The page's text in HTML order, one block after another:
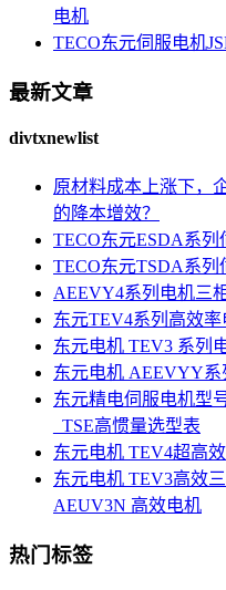
电机
TECO东元伺服电机
最新文章
divtxnewlist
原材料成本上涨下，
的降本增效？
TECO东元ESDA系列
TECO东元TSDA系
AEEVY4系列电机三
东元TEV4系列高效率
东元电机 TEV3 系列
东元电机 AEEVYY系
东元精电伺服电机型
_TSE高惯量选型表
东元电机 TEV4超高
东元电机 TEV3高效
AEUV3N 高效电机
热门标签